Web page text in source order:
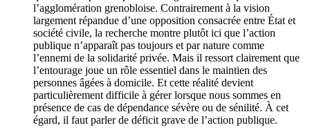
l’agglomération grenobloise. Contrairement à la vision
largement répandue d’une opposition consacrée entre État et
société civile, la recherche montre plutôt ici que l’action
publique n’apparaît pas toujours et par nature comme
l’ennemi de la solidarité privée. Mais il ressort clairement que
l’entourage joue un rôle essentiel dans le maintien des
personnes âgées à domicile. Et cette réalité devient
particulièrement difficile à gérer lorsque nous sommes en
présence de cas de dépendance sévère ou de sénilité. À cet
égard, il faut parler de déficit grave de l’action publique.